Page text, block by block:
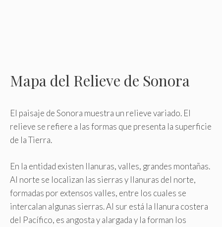
Mapa del Relieve de Sonora
El paisaje de Sonora muestra un relieve variado. El
relieve se refiere a las formas que presenta la superficie
de la Tierra.
En la entidad existen llanuras, valles, grandes montañas.
Al norte se localizan las sierras y llanuras del norte,
formadas por extensos valles, entre los cuales se
intercalan algunas sierras. Al sur está la llanura costera
del Pacífico, es angosta y alargada y la forman los